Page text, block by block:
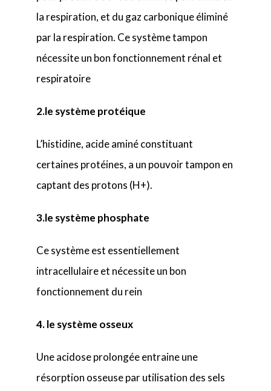
la respiration, et du gaz carbonique éliminé
par la respiration. Ce système tampon
nécessite un bon fonctionnement rénal et
respiratoire
2.le système protéique
L’histidine, acide aminé constituant
certaines protéines, a un pouvoir tampon en
captant des protons (H+).
3.le système phosphate
Ce système est essentiellement
intracellulaire et nécessite un bon
fonctionnement du rein
4. le système osseux
Une acidose prolongée entraine une
résorption osseuse par utilisation des sels